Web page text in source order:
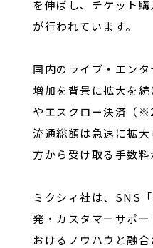
を伸ばし、チケット
が行われています。
国内のライブ・エン
増加を背景に拡大を
やエスクロー決済（
流通総額は急速に拡
方から受け取る手数料
ミクシィ社は、SNS
発・カスタマーサポ
おけるノウハウと融